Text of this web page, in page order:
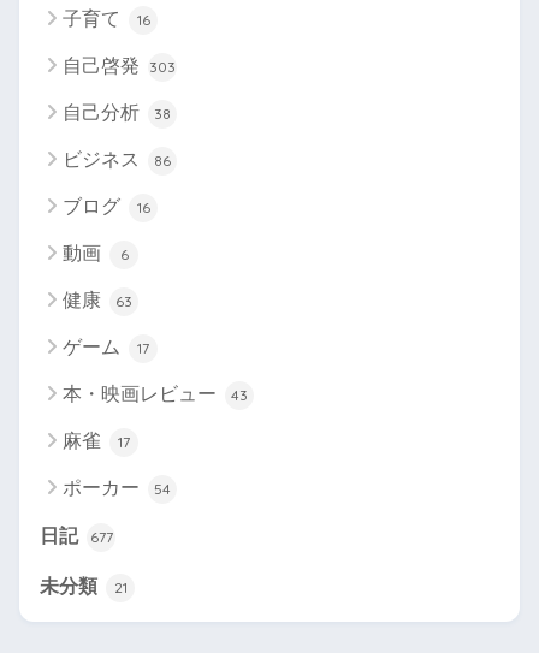
子育て 16
自己啓発 303
自己分析 38
ビジネス 86
ブログ 16
動画 6
健康 63
ゲーム 17
本・映画レビュー 43
麻雀 17
ポーカー 54
日記 677
未分類 21